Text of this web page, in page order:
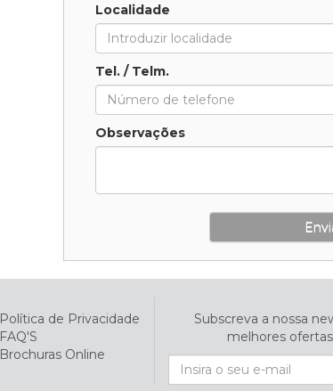
Localidade
Tel. / Telm.
Observações
Política de Privacidade
FAQ'S
Brochuras Online
Subscreva a nossa
melhores